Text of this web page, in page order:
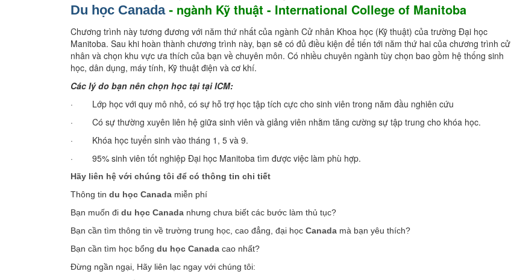
Du học Canada - ngành Kỹ thuật - International College of Manitoba
Chương trình này tương đương với năm thứ nhất của ngành Cử nhân Khoa học (Kỹ thuật) của trường Đại học
Manitoba. Sau khi hoàn thành chương trình này, bạn sẽ có đủ điều kiện để tiến tới năm thứ hai của chương trình cử
nhân và chọn khu vực ưa thích của bạn về chuyên môn. Có nhiều chuyên ngành tùy chọn bao gồm hệ thống sinh
học, dân dụng, máy tính, Kỹ thuật điện và cơ khí.
Các lý do bạn nên chọn học tại tại ICM:
· Lớp học với quy mô nhỏ, có sự hỗ trợ học tập tích cực cho sinh viên trong năm đầu nghiên cứu
· Có sự thường xuyên liên hệ giữa sinh viên và giảng viên nhằm tăng cường sự tập trung cho khóa học.
· Khóa học tuyển sinh vào tháng 1, 5 và 9.
· 95% sinh viên tốt nghiệp Đại học Manitoba tìm được việc làm phù hợp.
Hãy liên hệ với chúng tôi để có thông tin chi tiết
Thông tin du học Canada miễn phí
Bạn muốn đi du học Canada nhưng chưa biết các bước làm thủ tục?
Bạn cần tìm thông tin về trường trung học, cao đẳng, đại học Canada mà bạn yêu thích?
Bạn cần tìm học bổng du học Canada cao nhất?
Đừng ngần ngại, Hãy liên lạc ngay với chúng tôi: